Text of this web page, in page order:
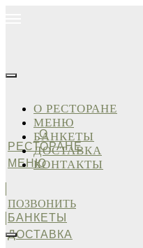
О
РЕСТОРАНЕ
МЕНЮ
БАНКЕТЫ
ДОСТАВКА
О РЕСТОРАНЕ
МЕНЮ
БАНКЕТЫ
ДОСТАВКА
КОНТАКТЫ
ПОЗВОНИТЬ